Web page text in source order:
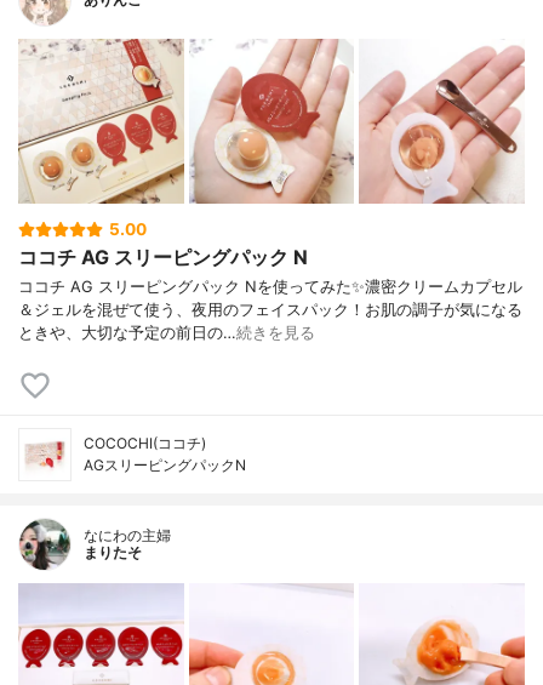
5.00
ココチ AG スリーピングパック N
ココチ AG スリーピングパック Nを使ってみた✨濃密クリームカプセル
＆ジェルを混ぜて使う、夜用のフェイスパック！お肌の調子が気になる
ときや、大切な予定の前日の…続きを見る
COCOCHI(ココチ)
AGスリーピングパックN
なにわの主婦
まりたそ